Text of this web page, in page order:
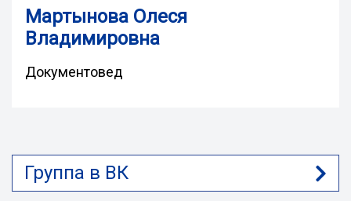
Мартынова Олеся
Владимировна
Документовед
Группа в ВК